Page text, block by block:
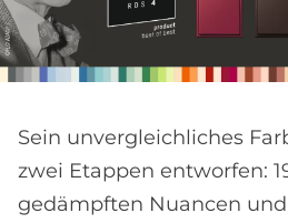
Sein unvergleichliches
zwei Etappen entworfen:
gedämpften Nuancen und